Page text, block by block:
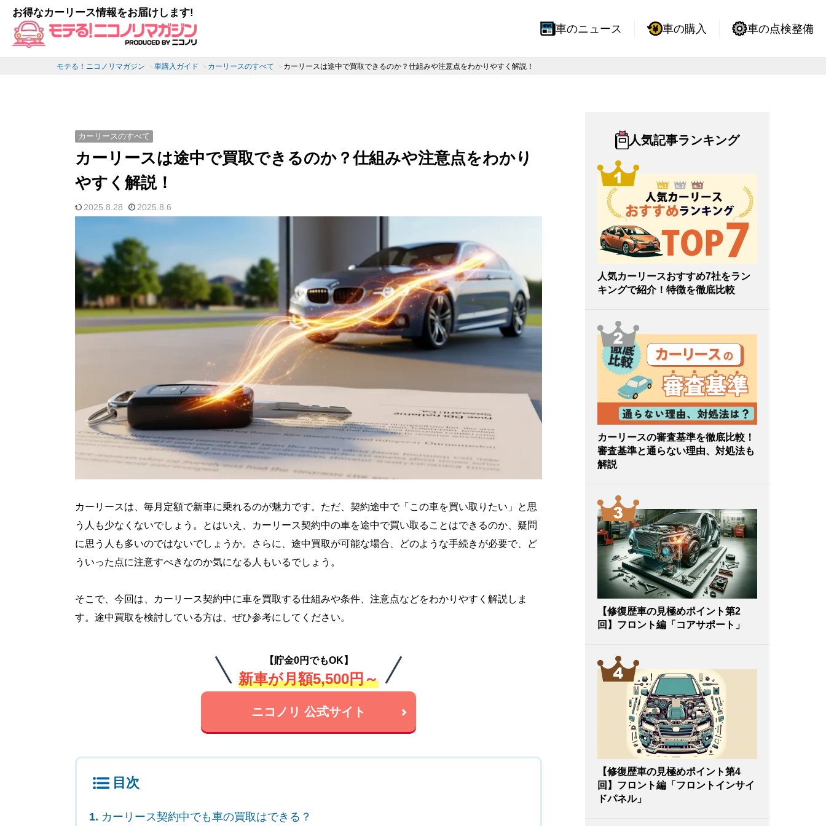
お得なカーリース情報をお届けします!
車のニュース 車の購入 車の点検整備
モテる！ニコノリマガジン 車購入ガイド カーリースのすべて カーリースは途中で買取できるのか？仕組みや注意点をわかりやすく解説！
カーリースのすべて
カーリースは途中で買取できるのか？仕組みや注意点をわかり
やすく解説！
2025.8.28 2025.8.6
カーリースは、毎月定額で新車に乗れるのが魅力です。ただ、契約途中で「この車を買い取りたい」と思
う人も少なくないでしょう。とはいえ、カーリース契約中の車を途中で買い取ることはできるのか、疑問
に思う人も多いのではないでしょうか。さらに、途中買取が可能な場合、どのような手続きが必要で、ど
ういった点に注意すべきなのか気になる人もいるでしょう。
そこで、今回は、カーリース契約中に車を買取する仕組みや条件、注意点などをわかりやすく解説しま
す。途中買取を検討している方は、ぜひ参考にしてください。
【貯金0円でもOK】
新車が月額5,500円～
ニコノリ 公式サイト
目次
カーリース契約中でも車の買取はできる？
人気記事ランキング
人気カーリースおすすめ7社をラン
キングで紹介！特徴を徹底比較
カーリースの審査基準を徹底比較！
審査基準と通らない理由、対処法も
解説
【修復歴車の見極めポイント第2
回】フロント編「コアサポート」
【修復歴車の見極めポイント第4
回】フロント編「フロントインサイ
ドパネル」